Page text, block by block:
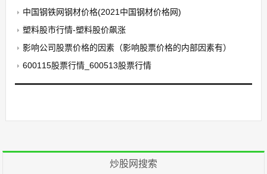
中国钢铁网钢材价格(2021中国钢材价格网)
塑料股市行情-塑料股价飙涨
影响公司股票价格的因素（影响股票价格的内部因素有）
600115股票行情_600513股票行情
炒股网搜索